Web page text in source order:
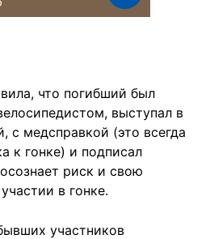
что погибший был
выступал в
с медсправкой (это всегда
к гонке) и подписал
риск и свою
в гонке.
участников